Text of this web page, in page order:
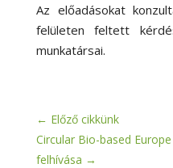
Az előadásokat
felületen feltett
munkatársai.
← Előző cikkünk
Circular Bio-based
felhívása →